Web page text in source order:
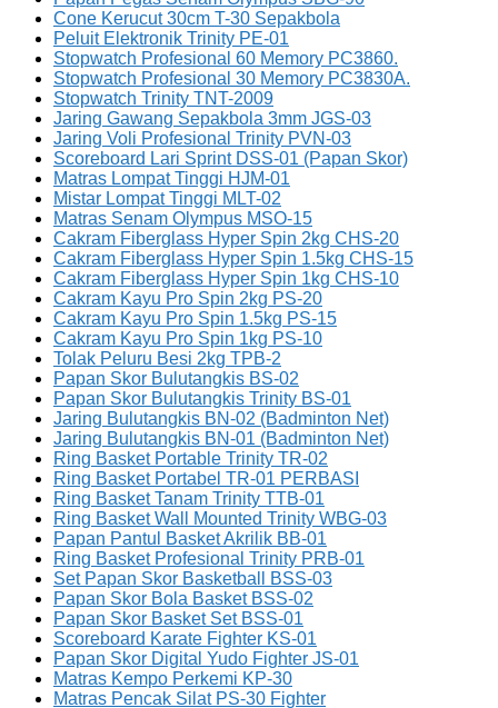
Cone Kerucut 30cm T-30 Sepakbola
Peluit Elektronik Trinity PE-01
Stopwatch Profesional 60 Memory PC3860.
Stopwatch Profesional 30 Memory PC3830A.
Stopwatch Trinity TNT-2009
Jaring Gawang Sepakbola 3mm JGS-03
Jaring Voli Profesional Trinity PVN-03
Scoreboard Lari Sprint DSS-01 (Papan Skor)
Matras Lompat Tinggi HJM-01
Mistar Lompat Tinggi MLT-02
Matras Senam Olympus MSO-15
Cakram Fiberglass Hyper Spin 2kg CHS-20
Cakram Fiberglass Hyper Spin 1.5kg CHS-15
Cakram Fiberglass Hyper Spin 1kg CHS-10
Cakram Kayu Pro Spin 2kg PS-20
Cakram Kayu Pro Spin 1.5kg PS-15
Cakram Kayu Pro Spin 1kg PS-10
Tolak Peluru Besi 2kg TPB-2
Papan Skor Bulutangkis BS-02
Papan Skor Bulutangkis Trinity BS-01
Jaring Bulutangkis BN-02 (Badminton Net)
Jaring Bulutangkis BN-01 (Badminton Net)
Ring Basket Portable Trinity TR-02
Ring Basket Portabel TR-01 PERBASI
Ring Basket Tanam Trinity TTB-01
Ring Basket Wall Mounted Trinity WBG-03
Papan Pantul Basket Akrilik BB-01
Ring Basket Profesional Trinity PRB-01
Set Papan Skor Basketball BSS-03
Papan Skor Bola Basket BSS-02
Papan Skor Basket Set BSS-01
Scoreboard Karate Fighter KS-01
Papan Skor Digital Yudo Fighter JS-01
Matras Kempo Perkemi KP-30
Matras Pencak Silat PS-30 Fighter